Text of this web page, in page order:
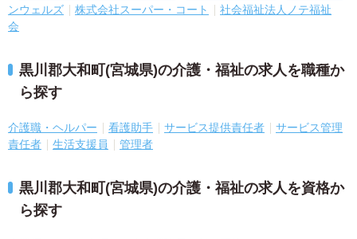
ンウェルズ
株式会社スーパー・コート
社会福祉法人ノテ福祉
会
黒川郡大和町(宮城県)の介護・福祉の求人を職種か
ら探す
介護職・ヘルパー 看護助手 サービス提供責任者
サービス管理
責任者
生活支援員 管理者
黒川郡大和町(宮城県)の介護・福祉の求人を資格か
ら探す